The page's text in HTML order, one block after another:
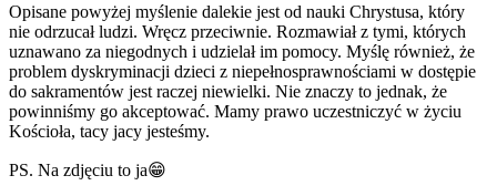
Opisane powyżej myślenie dalekie jest od nauki Chrystusa, który
nie odrzucał ludzi. Wręcz przeciwnie. Rozmawiał z tymi, których
uznawano za niegodnych i udzielał im pomocy. Myślę również, że
problem dyskryminacji dzieci z niepełnosprawnościami w dostępie
do sakramentów jest raczej niewielki. Nie znaczy to jednak, że
powinniśmy go akceptować. Mamy prawo uczestniczyć w życiu
Kościoła, tacy jacy jesteśmy.
PS. Na zdjęciu to ja😁